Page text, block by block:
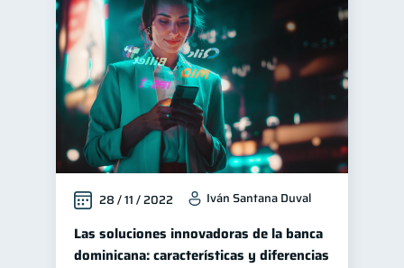
Cuenta Abandonada
Inversiones 2
Cuenta Inactiva 1
Finanzas Personales
Educación Financiera 1
Fraudes
Información financiera
Salud mental 1 ahorro 1
28 / 11 / 2022 Iván Santana Duval
Las soluciones innovadoras de la banca
dominicana: características y diferencias